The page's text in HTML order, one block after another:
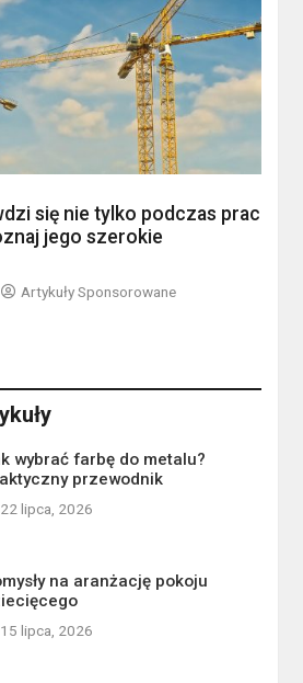
się nie tylko podczas prac
jego szerokie
Artykuły Sponsorowane
wybrać farbę do metalu?
przewodnik
22 lipca, 2026
na aranżację pokoju
15 lipca, 2026